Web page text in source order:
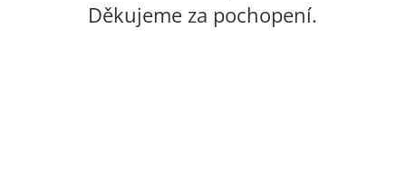
Děkujeme za pochopení.